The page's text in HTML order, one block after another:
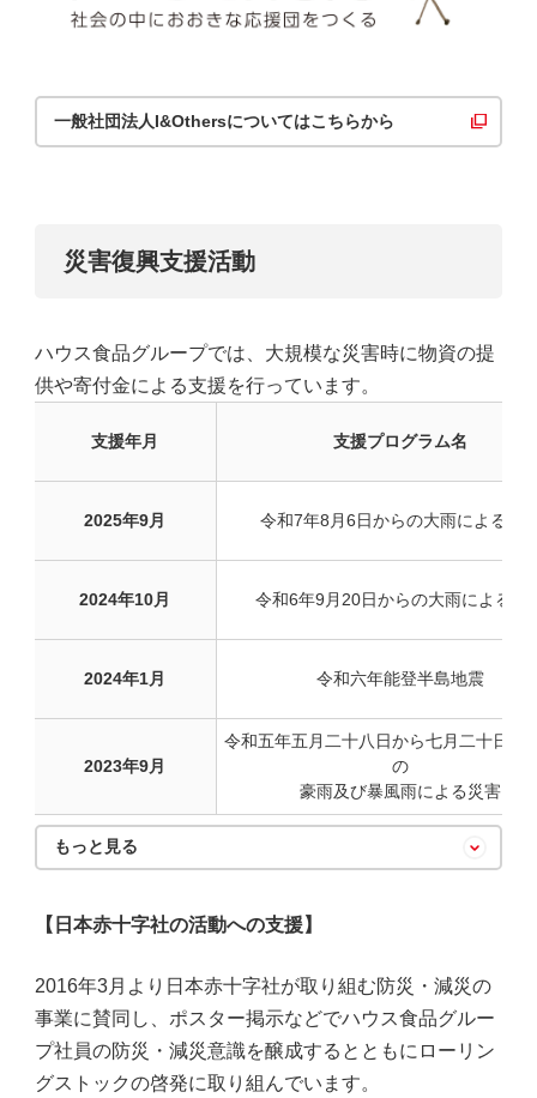
一般社団法人I&Othersについてはこちらから
災害復興支援活動
ハウス食品グループでは、大規模な災害時に物資の提
供や寄付金による支援を行っています。
支援年月 支援プログラム名
2025年9月 令和7年8月6日からの大雨による災
2024年10月 令和6年9月20日からの大雨による災
2024年1月 令和六年能登半島地震
2023年9月
令和五年五月二十八日から七月二十日ま
の
豪雨及び暴風雨による災害
もっと見る
【日本赤十字社の活動への支援】
2016年3月より日本赤十字社が取り組む防災・減災の
事業に賛同し、ポスター掲示などでハウス食品グルー
プ社員の防災・減災意識を醸成するとともにローリン
グストックの啓発に取り組んでいます。